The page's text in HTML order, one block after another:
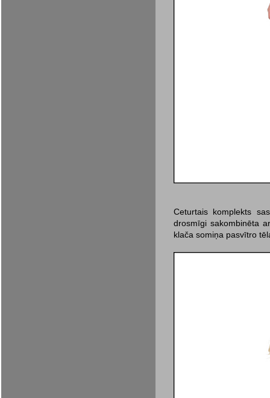
Ceturtais komplekts
drosmīgi sakombinēta
klača somiņa pasvītro